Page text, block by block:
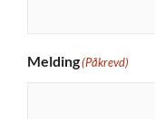
Melding(Påkrevd)